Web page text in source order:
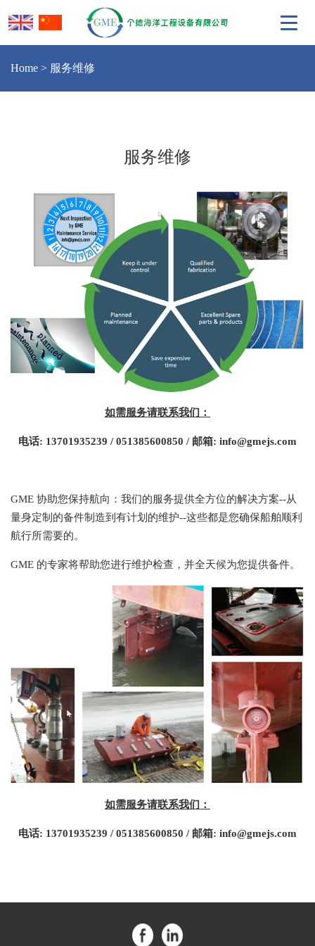
Home > 服务维修
服务维修
如需服务请联系我们：
电话: 13701935239 / 051385600850 / 邮箱: info@gmejs.com
GME 协助您保持航向：我们的服务提供全方位的解决方案--从
量身定制的备件制造到有计划的维护--这些都是您确保船舶顺利
航行所需要的。
GME 的专家将帮助您进行维护检查，并全天候为您提供备件。
如需服务请联系我们：
电话: 13701935239 / 051385600850 / 邮箱: info@gmejs.com